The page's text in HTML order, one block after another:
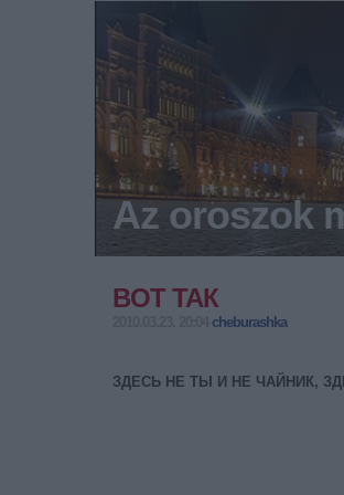
Az oroszok
BОТ ТАК
cheburashka
ЗДЕСЬ НЕ ТЫ И НЕ ЧАЙНИК,